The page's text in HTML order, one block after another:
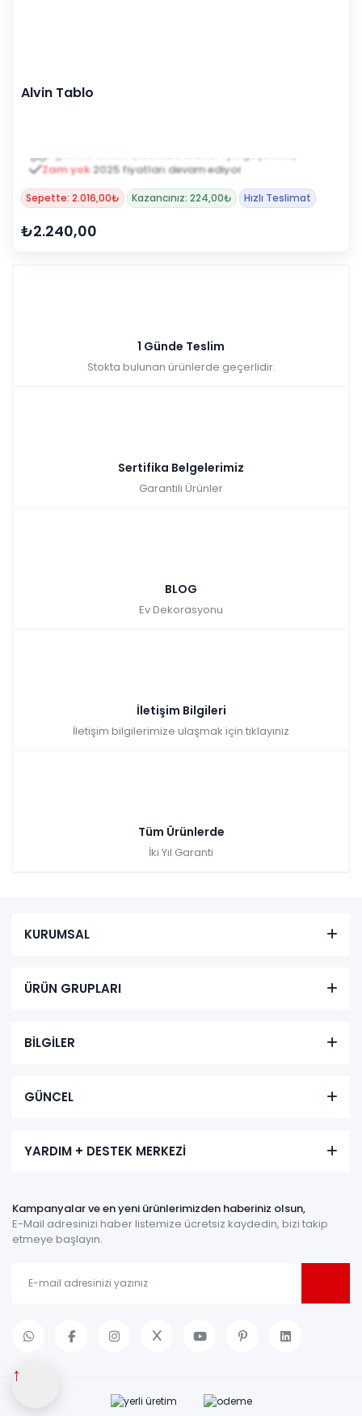
Alvin Tablo
Zam yok 2025 fiyatları devam ediyor
Sepette: 2.016,00₺ Kazancınız: 224,00₺ Hızlı Teslimat
₺2.240,00
↑
1 Günde Teslim
Stokta bulunan ürünlerde geçerlidir.
Sertifika Belgelerimiz
Garantili Ürünler
BLOG
Ev Dekorasyonu
İletişim Bilgileri
İletişim bilgilerimize ulaşmak için tıklayınız
Tüm Ürünlerde
İki Yıl Garanti
KURUMSAL
ÜRÜN GRUPLARI
BİLGİLER
GÜNCEL
YARDIM + DESTEK MERKEZİ
Kampanyalar ve en yeni ürünlerimizden haberiniz olsun,
E-Mail adresinizi haber listemize ücretsiz kaydedin, bizi takip
etmeye başlayın.